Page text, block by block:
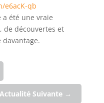
e6acK-qb
a été une vraie
de découvertes et
davantage.
Actualité Suivante →